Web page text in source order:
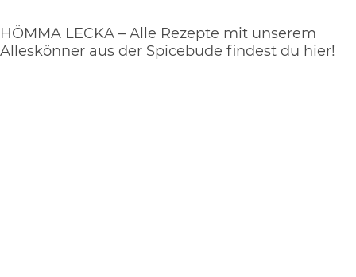
HÖMMA LECKA – Alle Rezepte mit unserem
Alleskönner aus der Spicebude findest du hier!